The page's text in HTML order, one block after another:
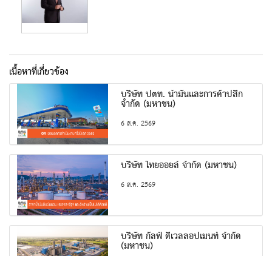
เนื้อหาที่เกี่ยวข้อง
บริษัท ปตท. น้ำมันและการค้าปลีก
จำกัด (มหาชน)
6 ส.ค. 2569
บริษัท ไทยออยล์ จำกัด (มหาชน)
6 ส.ค. 2569
บริษัท กัลฟ์ ดีเวลลอปเมนท์ จำกัด
(มหาชน)